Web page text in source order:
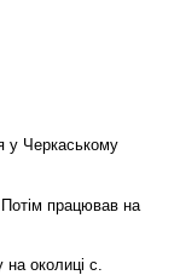
у Черкаському
працював на
околиці с.